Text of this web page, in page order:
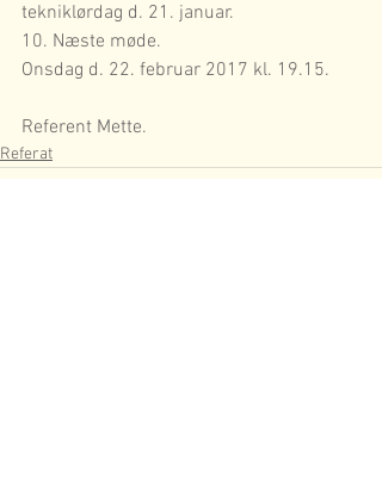
tekniklørdag d. 21. januar.
10. Næste møde.
Onsdag d. 22. februar 2017 kl. 19.15.
Referent Mette.
Referat